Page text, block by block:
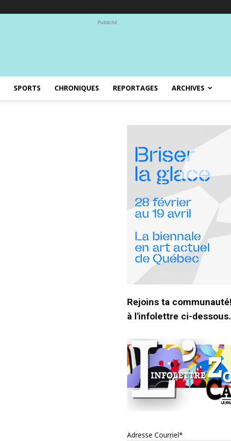
Publicité
SPORTS CHRONIQUES REPORTAGES ARCHIVES
Rejoins ta
à l'infolettre ci-dessous.
Adresse Courriel*